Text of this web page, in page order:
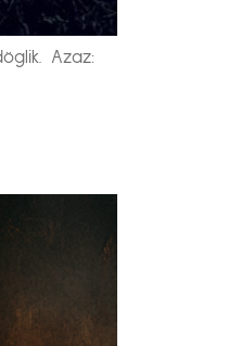
Azaz: